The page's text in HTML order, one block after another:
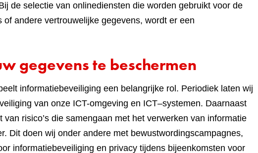
de selectie van onlinediensten die worden gebruikt voor de
andere vertrouwelijke gegevens, wordt er een
gegevens te beschermen
informatiebeveiliging een belangrijke rol. Periodiek laten wij
van onze ICT-omgeving en ICT–systemen. Daarnaast
risico’s die samengaan met het verwerken van informatie
Dit doen wij onder andere met bewustwordingscampagnes,
informatiebeveiliging en privacy tijdens bijeenkomsten voor